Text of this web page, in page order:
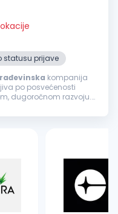
statusu prijave
kompanija
po posvećenosti
dugoročnom razvoju.